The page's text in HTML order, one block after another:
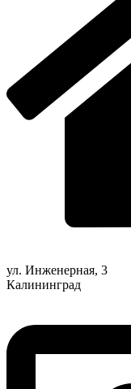
ул. Инженерная, 3
Калининград